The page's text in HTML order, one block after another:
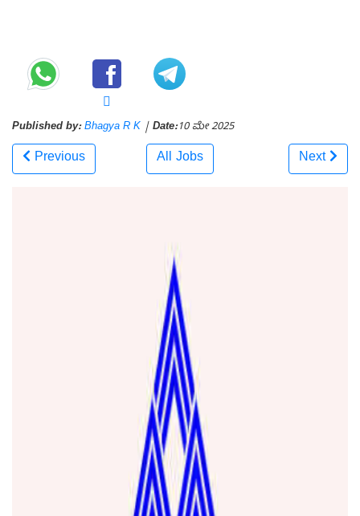
Published by: Bhagya R K | Date:10 ಮೇ 2025
Previous All Jobs Next